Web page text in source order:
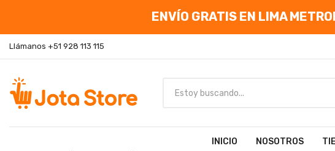
ENVÍO GRATIS EN LIMA
Llámanos +51 928 113 115
INICIO NOSOTROS